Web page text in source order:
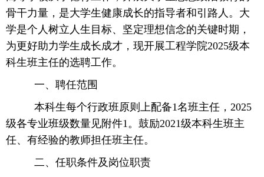
骨干力量，是大学生健康成长的指导者和引路人。大
学是个人树立人生目标、坚定理想信念的关键时期，
为更好助力学生成长成才，现开展工程学院2025级本
科生班主任的选聘工作。
一、聘任范围
本科生每个行政班原则上配备1名班主任，2025
级各专业班级数量见附件1。鼓励2021级本科生班主
任、有经验的教师担任班主任。
二、任职条件及岗位职责